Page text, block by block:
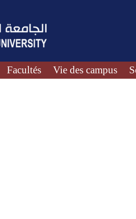
Facultés Vie des campus